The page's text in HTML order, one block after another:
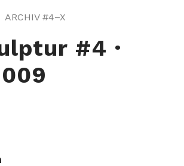
ARCHIV #4–X
#4⁠ ·